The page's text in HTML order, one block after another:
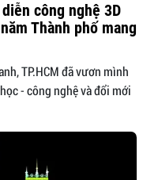
công nghệ 3D
Thành phố mang
TP.HCM đã vươn mình
- công nghệ và đổi mới